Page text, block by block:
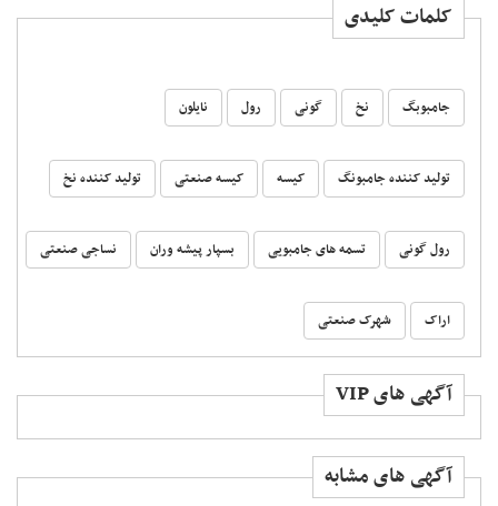
کلمات کلیدی
جامبوبگ نخ گونی رول نایلون
تولید کننده جامبونگ کیسه کیسه صنعتی تولید کننده نخ
رول گونی تسمه های جامبویی بسپار پیشه وران نساجی صنعتی
اراک شهرک صنعتی
آگهی های VIP
آگهی های مشابه